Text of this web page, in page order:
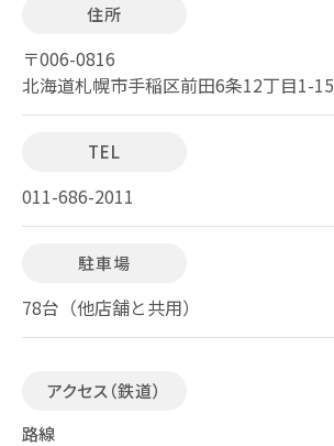
住所
〒006-0816
北海道札幌市手稲区前田6条12丁目1-15
TEL
011-686-2011
駐車場
78台（他店舗と共用）
アクセス（鉄道）
路線